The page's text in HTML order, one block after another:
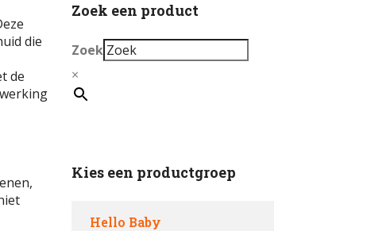
die
de
Zoek een product
Zoek
×
Kies een productgroep
Hello Baby